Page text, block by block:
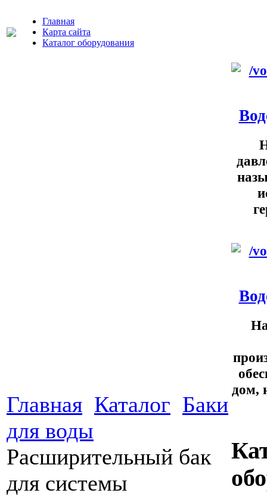
Главная
Карта сайта
Каталог оборудования
Главная Каталог Баки
для воды
Расширительный бак
для системы
дом,